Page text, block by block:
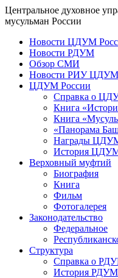
Центральное духовное
мусульман России
Новости ЦДУМ
Новости РДУМ
Обзор СМИ
Новости РИУ ЦДУМ
ЦДУМ России
Справка о
Книга
Книга
«Панорама
Награды
История ЦДУМ
Верховный муфтий
Биография
Книга
Фильм
Фотогалерея
Законодательство
Федеральное
Структура
Справка о
История РДУМ